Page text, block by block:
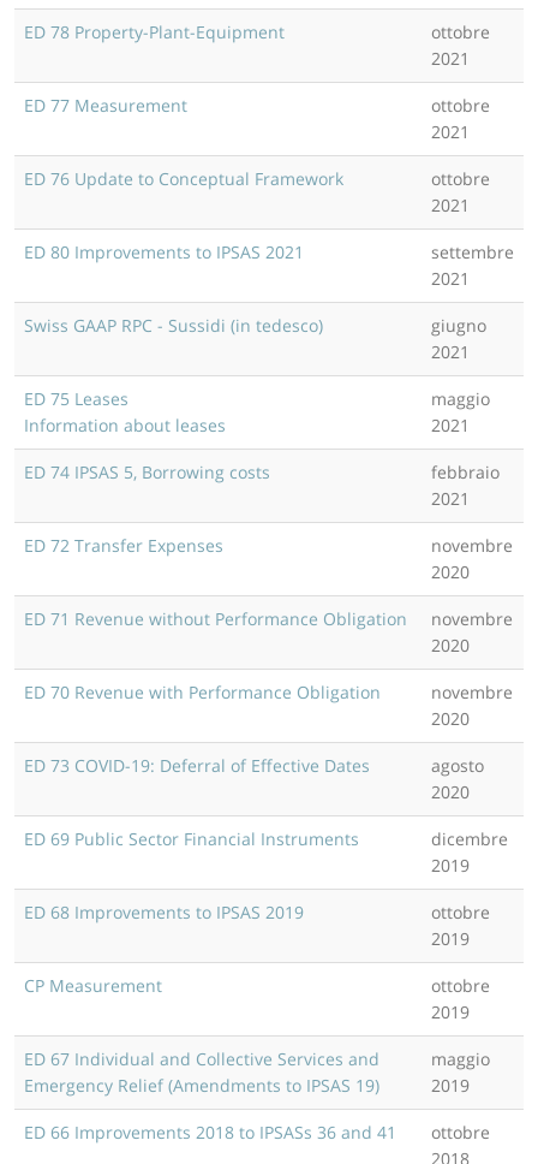
ED 78 Property-Plant-Equipment
ottobre
2021
ED 77 Measurement
ottobre
2021
ED 76 Update to Conceptual Framework
ottobre
2021
ED 80 Improvements to IPSAS 2021
settembre
2021
Swiss GAAP RPC - Sussidi (in tedesco)
giugno
2021
ED 75 Leases
Information about leases
maggio
2021
ED 74 IPSAS 5, Borrowing costs
febbraio
2021
ED 72 Transfer Expenses
novembre
2020
ED 71 Revenue without Performance Obligation
novembre
2020
ED 70 Revenue with Performance Obligation
novembre
2020
ED 73 COVID-19: Deferral of Effective Dates
agosto
2020
ED 69 Public Sector Financial Instruments
dicembre
2019
ED 68 Improvements to IPSAS 2019
ottobre
2019
CP Measurement
ottobre
2019
ED 67 Individual and Collective Services and
Emergency Relief (Amendments to IPSAS 19)
maggio
2019
ED 66 Improvements 2018 to IPSASs 36 and 41
ottobre
2018